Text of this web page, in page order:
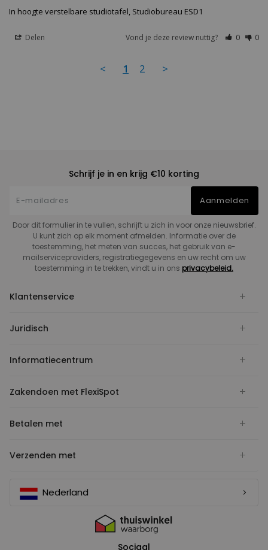
In hoogte verstelbare studiotafel, Studiobureau ESD1
Delen Vond je deze review nuttig? 0 0
< 1 2 >
Schrijf je in en krijg €10 korting
Aanmelden
Door dit formulier in te vullen, schrijft u zich in voor onze nieuwsbrief.
U kunt zich op elk moment afmelden. Informatie over de
toestemming, het meten van succes, het gebruik van e-
mailserviceproviders, registratiegegevens en uw recht om uw
toestemming in te trekken, vindt u in ons privacybeleid.
Klantenservice
Juridisch
Informatiecentrum
Zakendoen met FlexiSpot
Betalen met
Verzenden met
Nederland
Sociaal